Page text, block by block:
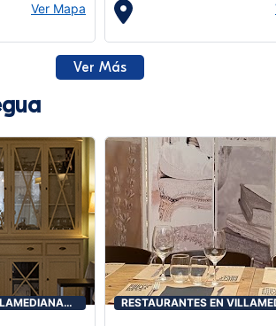
Ver Mapa
Ver Más
RESTAURANTES EN